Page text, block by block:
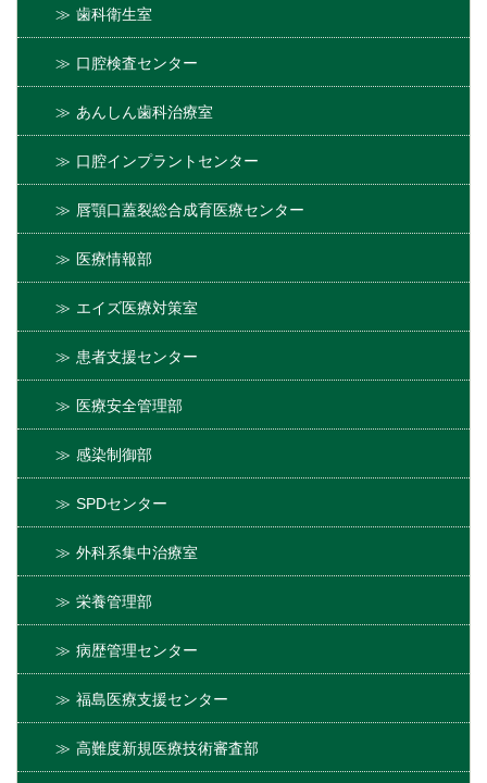
歯科衛生室
口腔検査センター
あんしん歯科治療室
口腔インプラントセンター
唇顎口蓋裂総合成育医療センター
医療情報部
エイズ医療対策室
患者支援センター
医療安全管理部
感染制御部
SPDセンター
外科系集中治療室
栄養管理部
病歴管理センター
福島医療支援センター
高難度新規医療技術審査部